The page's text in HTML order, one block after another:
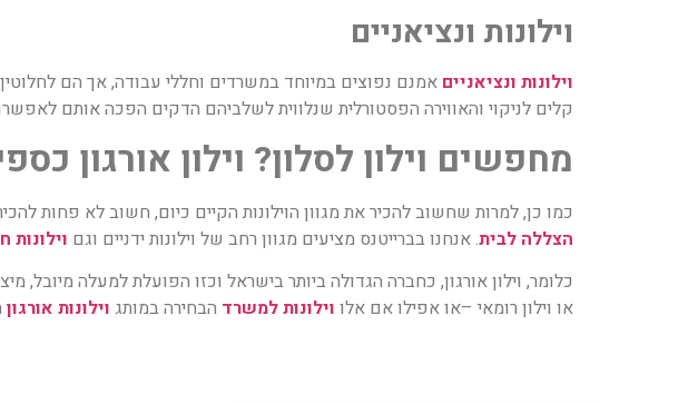
וילונות ונציאניים
וילונות ונציאניים אמנם נפוצים במיוחד במשרדים וחללי עבודה, אך הם לחלוטין
קלים לניקוי והאווירה הפסטורלית שנלווית לשלביהם הדקים הפכה אותם
מחפשים וילון לסלון? וילון אורגון
כמו כן, למרות שחשוב להכיר את מגוון הוילונות הקיים כיום, חשוב לא פחות
הצללה לבית. אנחנו בברייטנס מציעים מגוון רחב של וילונות ידניים וגם
כלומר, וילון אורגון, כחברה הגדולה ביותר בישראל וכזו הפועלת למעלה
או וילון רומאי –או אפילו אם אלו וילונות למשרד הבחירה במותג וילונות אורגון